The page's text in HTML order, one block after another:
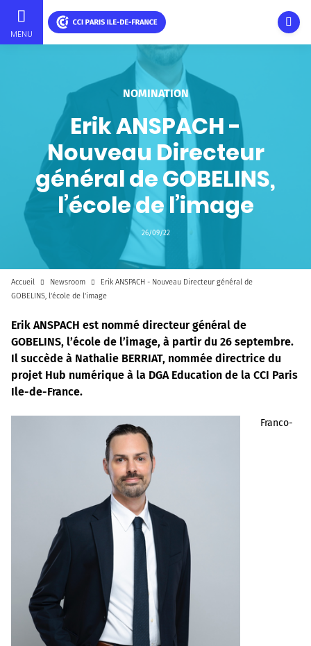
MENU
NOMINATION
Erik ANSPACH -
Nouveau Directeur
général de GOBELINS,
l’école de l’image
26/09/22
Accueil Newsroom
Erik ANSPACH - Nouveau Directeur général de
GOBELINS, l’école de l’image
Erik ANSPACH est nommé directeur général de
GOBELINS, l’école de l’image, à partir du 26 septembre.
Il succède à Nathalie BERRIAT, nommée directrice du
projet Hub numérique à la DGA Education de la CCI Paris
Ile-de-France.
Franco-